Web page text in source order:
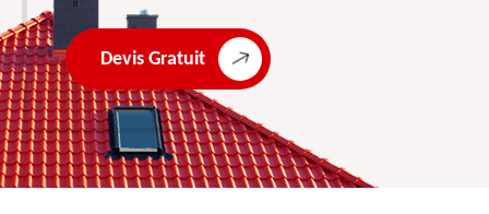
Devis Gratuit